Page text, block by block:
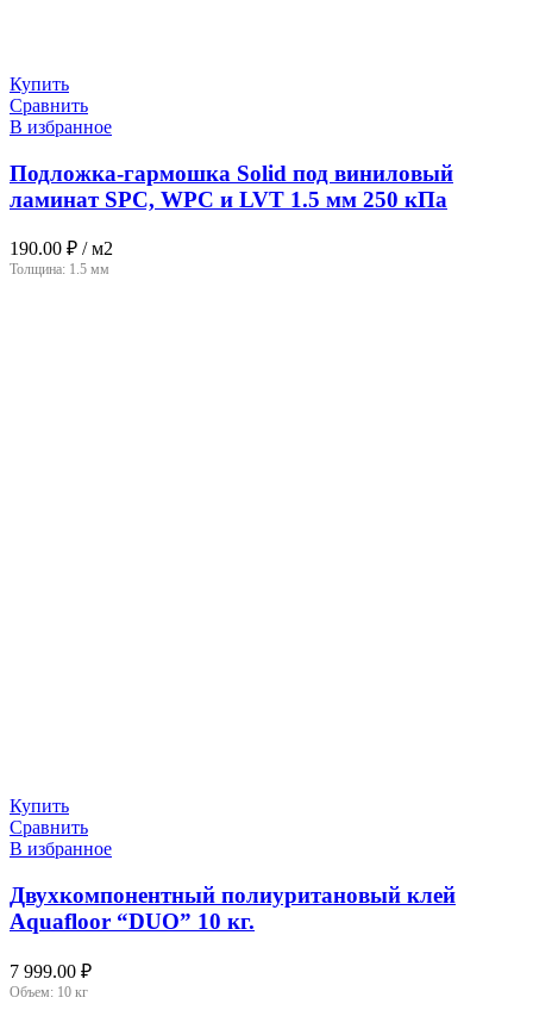
Купить
Сравнить
В избранное
Подложка-гармошка Solid под виниловый
ламинат SPC, WPC и LVT 1.5 мм 250 кПа
190.00 ₽ / м2
Толщина: 1.5 мм
Купить
Сравнить
В избранное
Двухкомпонентный полиуритановый клей
Aquafloor “DUO” 10 кг.
7 999.00 ₽
Объем: 10 кг